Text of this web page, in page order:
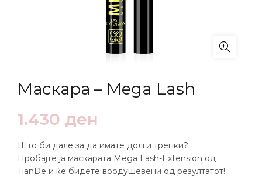
Маскара – Mega Lash
1.430 ден
Што би дале за да имате долги трепки?
Пробајте ја маскарата Mega Lash-Extension од
TianDe и ќе бидете воодушевени од резултатот!